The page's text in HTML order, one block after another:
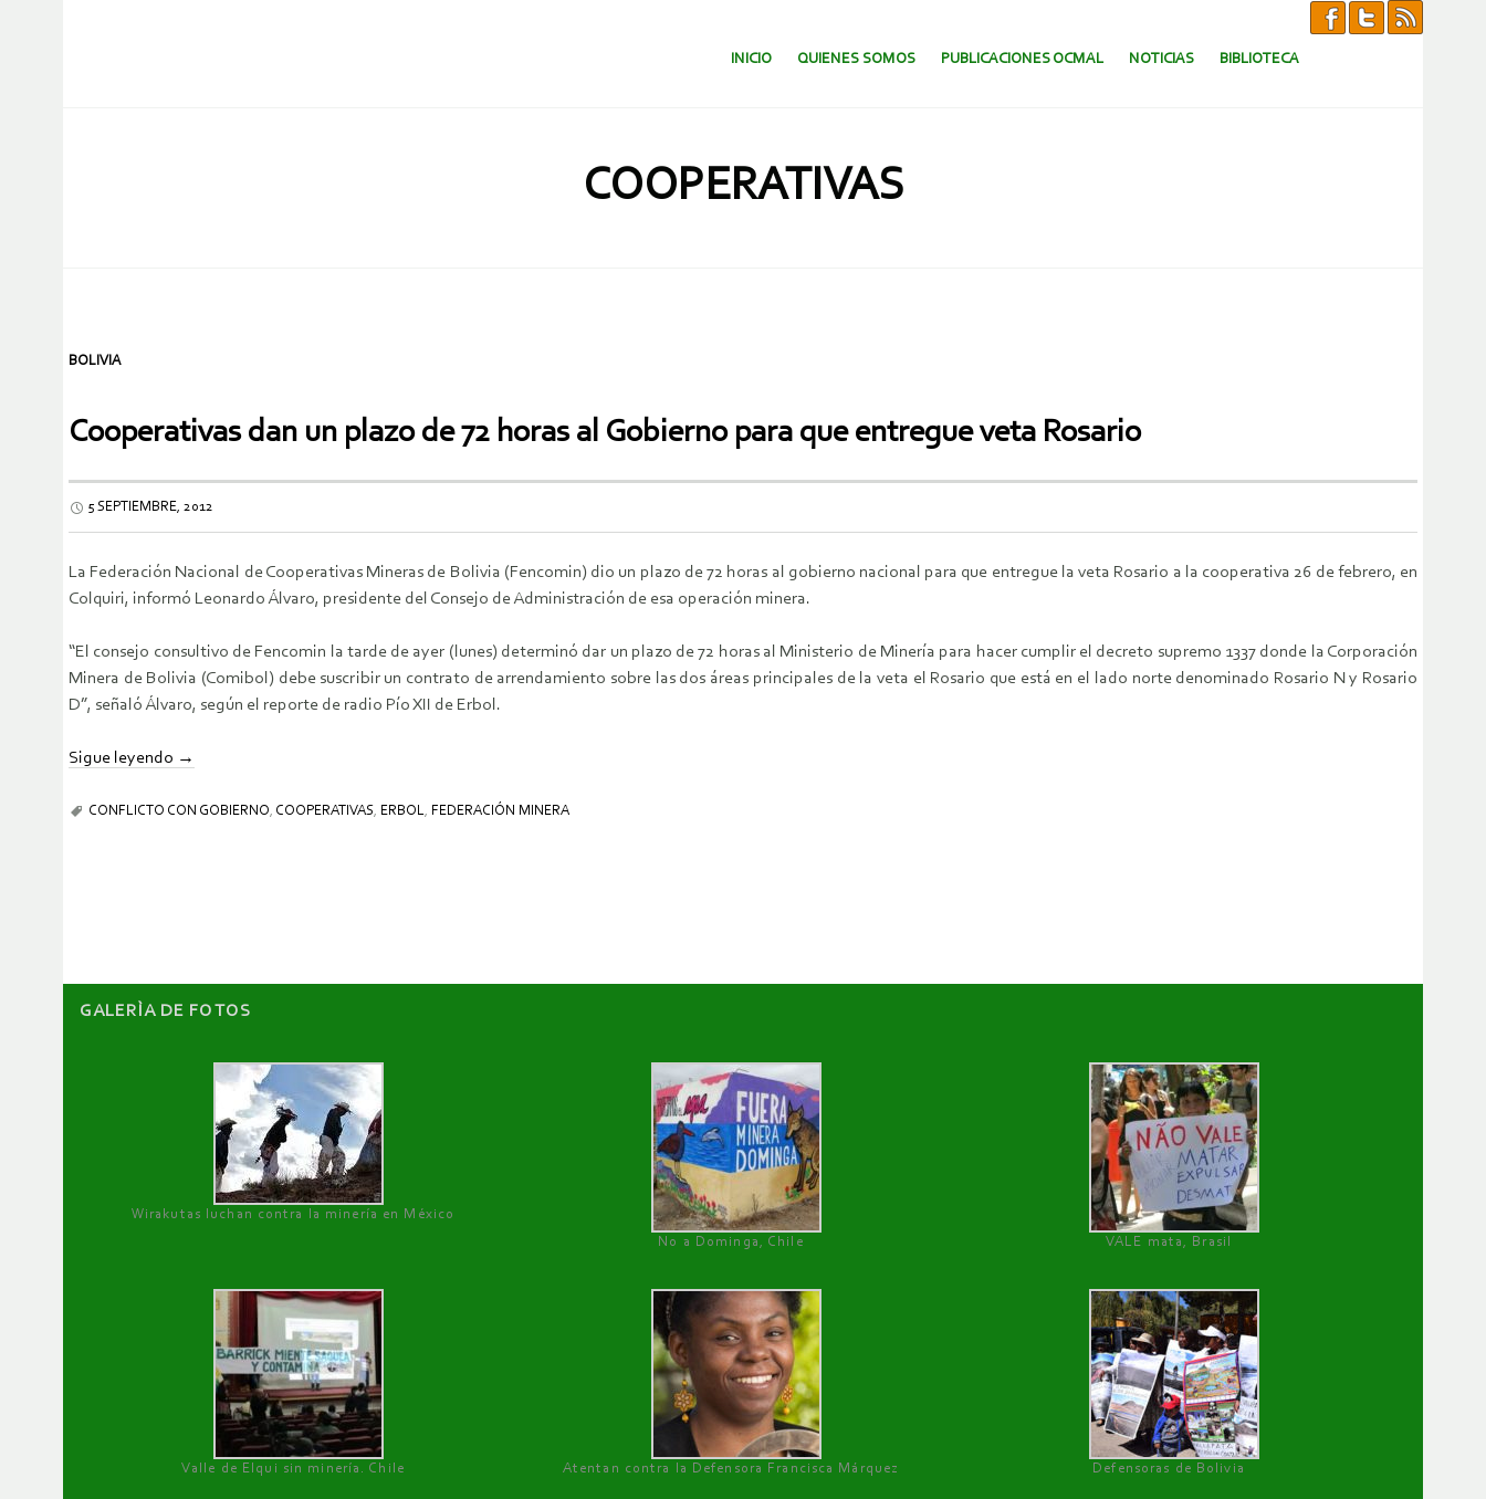
SALTAR AL CONTENIDO.
INICIO QUIENES SOMOS PUBLICACIONES OCMAL NOTICIAS BIBLIOTECA
COOPERATIVAS
BOLIVIA
Cooperativas dan un plazo de 72 horas al Gobierno para que entregue veta Rosario
5 SEPTIEMBRE, 2012
La Federación Nacional de Cooperativas Mineras de Bolivia (Fencomin) dio un plazo de 72 horas al gobierno nacional para que entregue la veta Rosario a la cooperativa 26 de febrero, en
Colquiri, informó Leonardo Álvaro, presidente del Consejo de Administración de esa operación minera.
“El consejo consultivo de Fencomin la tarde de ayer (lunes) determinó dar un plazo de 72 horas al Ministerio de Minería para hacer cumplir el decreto supremo 1337 donde la Corporación
Minera de Bolivia (Comibol) debe suscribir un contrato de arrendamiento sobre las dos áreas principales de la veta el Rosario que está en el lado norte denominado Rosario N y Rosario
D”, señaló Álvaro, según el reporte de radio Pío XII de Erbol.
Sigue leyendo →
CONFLICTO CON GOBIERNO, COOPERATIVAS, ERBOL, FEDERACIÓN MINERA
GALERÌA DE FOTOS
Wirakutas luchan contra la minería en México
No a Dominga, Chile
VALE mata, Brasil
Valle de Elqui sin minería. Chile Atentan contra la Defensora Francisca Márquez Defensoras de Bolivia